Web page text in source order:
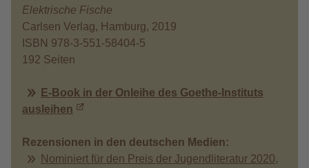
Elektrische Fische
Carlsen Verlag, Hamburg, 2019
ISBN 978-3-551-58404-5
192 Seiten
E-Book in der Onleihe des Goethe-Instituts
ausleihen
Rezensionen in den deutschen Medien:
Nominiert für den Preis der Jugendliteratur 2020,